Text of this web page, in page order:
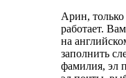
Арин,
работает.
на
заполнить
фамилия, эл